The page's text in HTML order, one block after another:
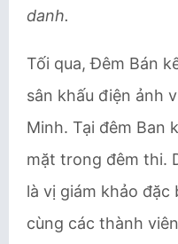
danh.
Tối qua, Đêm Bán
sân khấu điện ảnh
Minh. Tại đêm Ban
mặt trong đêm thi.
là vị giám khảo đặc
cùng các thành